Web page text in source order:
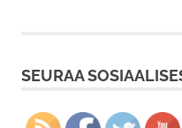
SEURAA